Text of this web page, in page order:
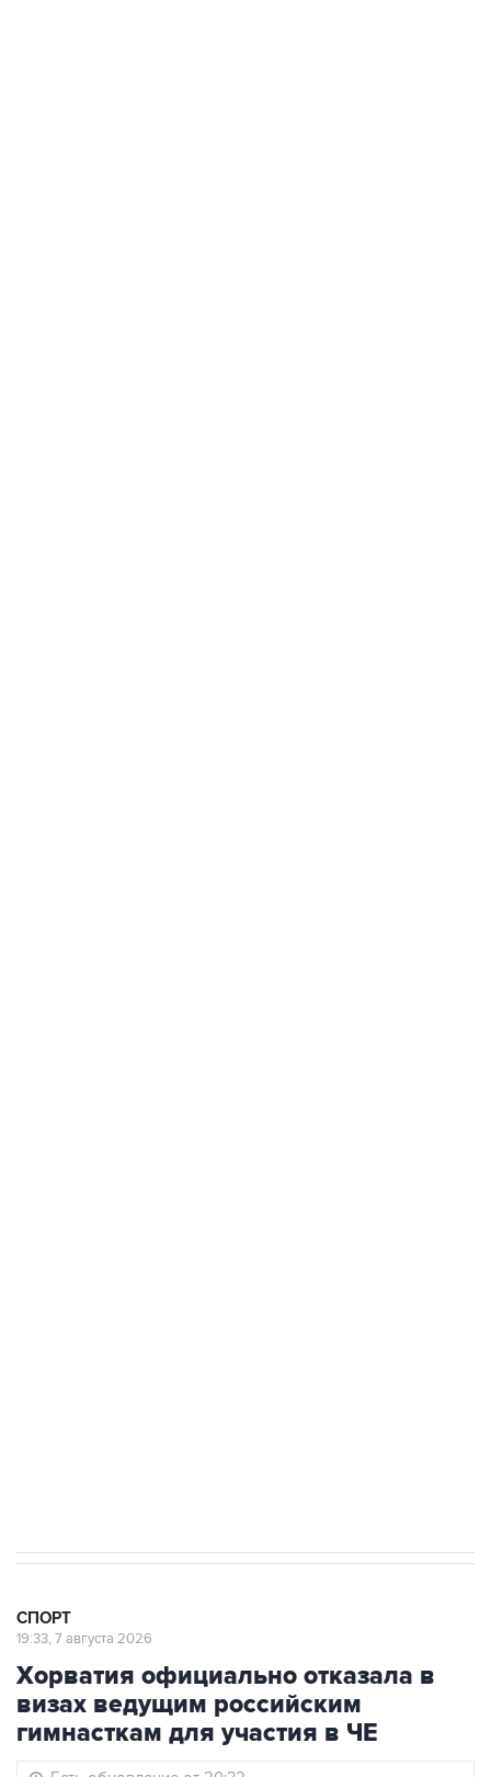
СПОРТ
19:33, 7 августа 2026
Хорватия официально отказала в
визах ведущим российским
гимнасткам для участия в ЧЕ